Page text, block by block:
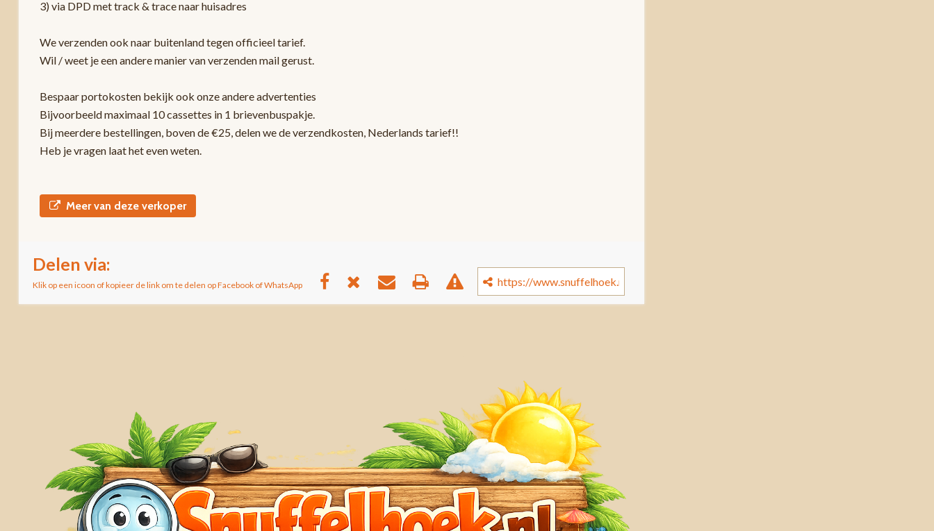
3) via DPD met track & trace naar huisadres
We verzenden ook naar buitenland tegen officieel tarief.
Wil / weet je een andere manier van verzenden mail gerust.
Bespaar portokosten bekijk ook onze andere advertenties
Bijvoorbeeld maximaal 10 cassettes in 1 brievenbuspakje.
Bij meerdere bestellingen, boven de €25, delen we de verzendkosten, Nederlands tarief!!
Heb je vragen laat het even weten.
Meer van deze verkoper
Delen via:
Klik op een icoon of kopieer de link om te delen op Facebook of WhatsApp